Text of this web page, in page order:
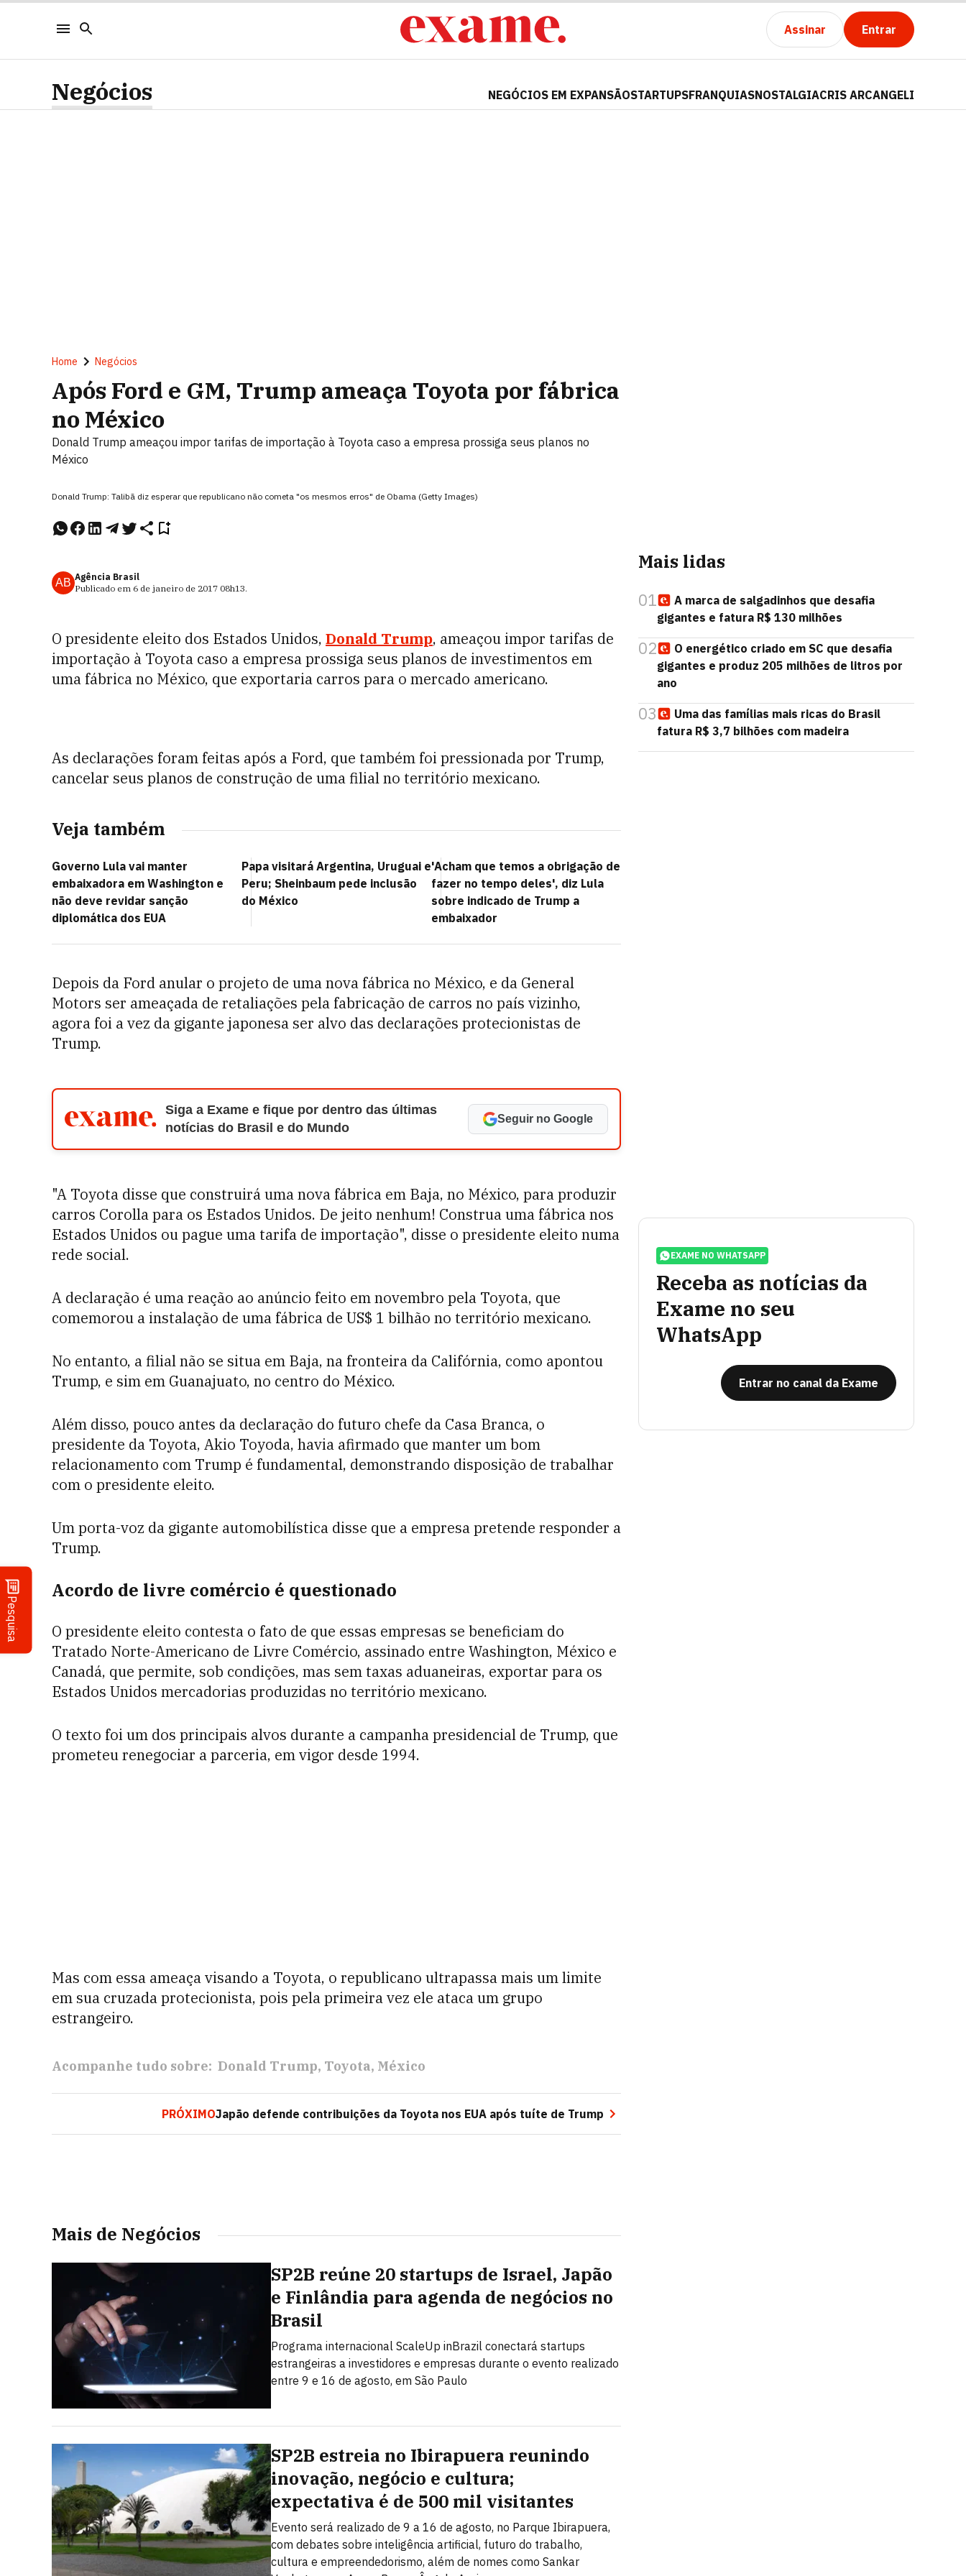
Assinar Entrar
Pesquisa
Negócios NEGÓCIOS EM EXPANSÃOSTARTUPSFRANQUIASNOSTALGIACRIS ARCANGELI
Home Negócios
Após Ford e GM, Trump ameaça Toyota por fábrica
no México
Donald Trump ameaçou impor tarifas de importação à Toyota caso a empresa prossiga seus planos no
México
Donald Trump: Talibã diz esperar que republicano não cometa "os mesmos erros" de Obama (Getty Images)
AB Agência Brasil
Publicado em 6 de janeiro de 2017 08h13.
O presidente eleito dos Estados Unidos, Donald Trump, ameaçou impor tarifas de
importação à Toyota caso a empresa prossiga seus planos de investimentos em
uma fábrica no México, que exportaria carros para o mercado americano.
As declarações foram feitas após a Ford, que também foi pressionada por Trump,
cancelar seus planos de construção de uma filial no território mexicano.
Veja também
Governo Lula vai manter
embaixadora em Washington e
não deve revidar sanção
diplomática dos EUA
Papa visitará Argentina, Uruguai e
Peru; Sheinbaum pede inclusão
do México
'Acham que temos a obrigação de
fazer no tempo deles', diz Lula
sobre indicado de Trump a
embaixador
Depois da Ford anular o projeto de uma nova fábrica no México, e da General
Motors ser ameaçada de retaliações pela fabricação de carros no país vizinho,
agora foi a vez da gigante japonesa ser alvo das declarações protecionistas de
Trump.
Siga a Exame e fique por dentro das últimas
notícias do Brasil e do Mundo
Seguir no Google
"A Toyota disse que construirá uma nova fábrica em Baja, no México, para produzir
carros Corolla para os Estados Unidos. De jeito nenhum! Construa uma fábrica nos
Estados Unidos ou pague uma tarifa de importação", disse o presidente eleito numa
rede social.
A declaração é uma reação ao anúncio feito em novembro pela Toyota, que
comemorou a instalação de uma fábrica de US$ 1 bilhão no território mexicano.
No entanto, a filial não se situa em Baja, na fronteira da Califórnia, como apontou
Trump, e sim em Guanajuato, no centro do México.
Além disso, pouco antes da declaração do futuro chefe da Casa Branca, o
presidente da Toyota, Akio Toyoda, havia afirmado que manter um bom
relacionamento com Trump é fundamental, demonstrando disposição de trabalhar
com o presidente eleito.
Um porta-voz da gigante automobilística disse que a empresa pretende responder a
Trump.
Acordo de livre comércio é questionado
O presidente eleito contesta o fato de que essas empresas se beneficiam do
Tratado Norte-Americano de Livre Comércio, assinado entre Washington, México e
Canadá, que permite, sob condições, mas sem taxas aduaneiras, exportar para os
Estados Unidos mercadorias produzidas no território mexicano.
O texto foi um dos principais alvos durante a campanha presidencial de Trump, que
prometeu renegociar a parceria, em vigor desde 1994.
Mas com essa ameaça visando a Toyota, o republicano ultrapassa mais um limite
em sua cruzada protecionista, pois pela primeira vez ele ataca um grupo
estrangeiro.
Acompanhe tudo sobre: Donald Trump Toyota México
PRÓXIMOJapão defende contribuições da Toyota nos EUA após tuíte de Trump
Mais de Negócios
SP2B reúne 20 startups de Israel, Japão
e Finlândia para agenda de negócios no
Brasil
Programa internacional ScaleUp inBrazil conectará startups
estrangeiras a investidores e empresas durante o evento realizado
entre 9 e 16 de agosto, em São Paulo
SP2B estreia no Ibirapuera reunindo
inovação, negócio e cultura;
expectativa é de 500 mil visitantes
Evento será realizado de 9 a 16 de agosto, no Parque Ibirapuera,
com debates sobre inteligência artificial, futuro do trabalho,
cultura e empreendedorismo, além de nomes como Sankar
Mais lidas
01
A marca de salgadinhos que desafia
gigantes e fatura R$ 130 milhões
02
O energético criado em SC que desafia
gigantes e produz 205 milhões de litros por
ano
03
Uma das famílias mais ricas do Brasil
fatura R$ 3,7 bilhões com madeira
EXAME NO WHATSAPP
Receba as notícias da
Exame no seu
WhatsApp
Entrar no canal da Exame